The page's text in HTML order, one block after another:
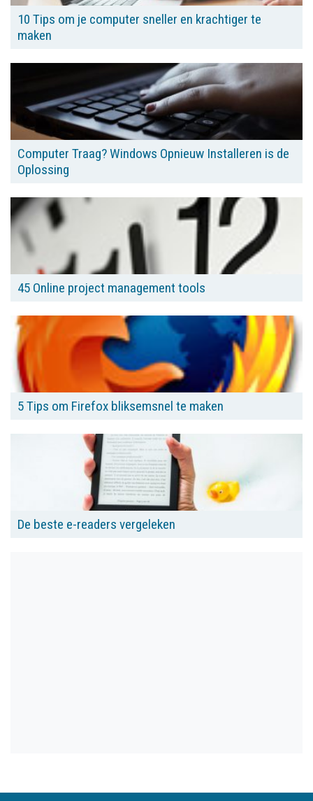
10 Tips om je computer sneller en krachtiger te
maken
Computer Traag? Windows Opnieuw Installeren is de
Oplossing
45 Online project management tools
5 Tips om Firefox bliksemsnel te maken
De beste e-readers vergeleken